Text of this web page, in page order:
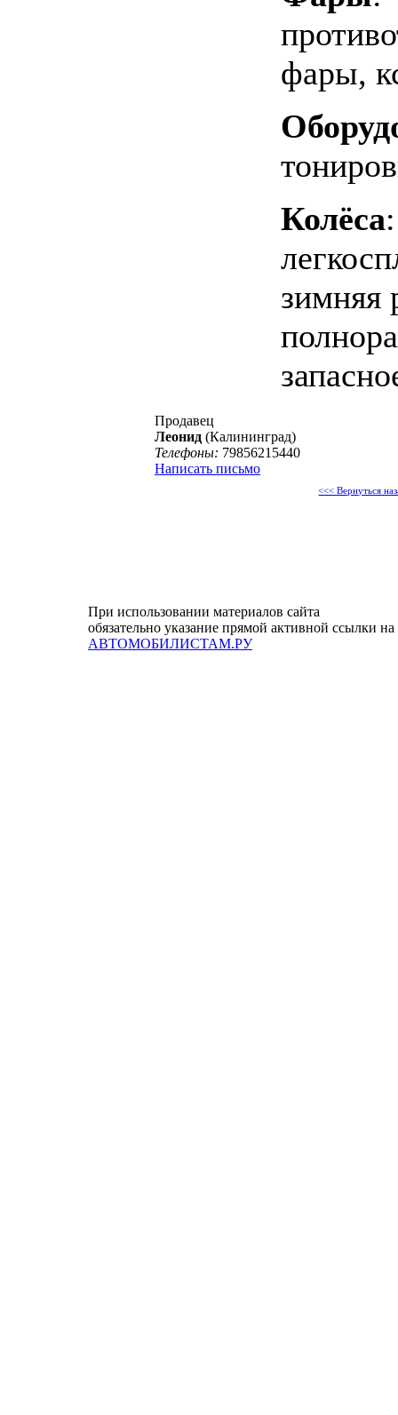
фары,
Колёса:
зимняя
Продавец
Леонид (Калининград)
Телефоны: 79856215440
Написать письмо
<<< Вернуться
При использовании материалов сайта
обязательно указание прямой активной ссылки на
АВТОМОБИЛИСТАМ.РУ